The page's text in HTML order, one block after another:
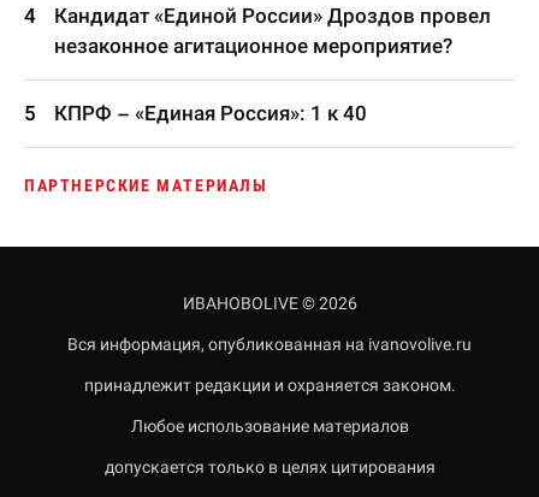
Кандидат «Единой России» Дроздов провел
незаконное агитационное мероприятие?
КПРФ – «Единая Россия»: 1 к 40
ПАРТНЕРСКИЕ МАТЕРИАЛЫ
ИВАНОВОLIVE © 2026
Вся информация, опубликованная на ivanovolive.ru
принадлежит редакции и охраняется законом.
Любое использование материалов
допускается только в целях цитирования